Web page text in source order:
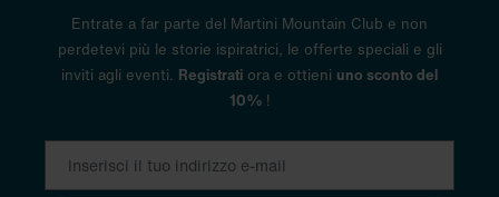
Entrate a far parte del Martini Mountain Club e non
perdetevi più le storie ispiratrici, le offerte speciali e gli
inviti agli eventi. Registrati ora e ottieni uno sconto del
10% !